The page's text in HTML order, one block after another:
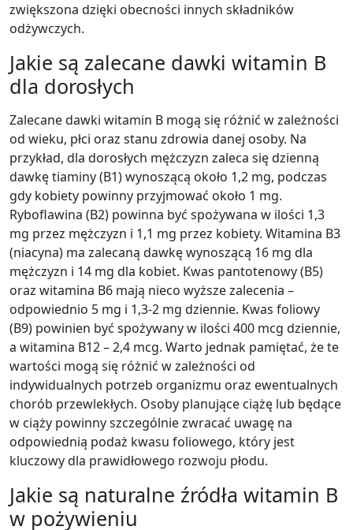
zwiększona dzięki obecności innych składników
odżywczych.
Jakie są zalecane dawki witamin B
dla dorosłych
Zalecane dawki witamin B mogą się różnić w zależności
od wieku, płci oraz stanu zdrowia danej osoby. Na
przykład, dla dorosłych mężczyzn zaleca się dzienną
dawkę tiaminy (B1) wynoszącą około 1,2 mg, podczas
gdy kobiety powinny przyjmować około 1 mg.
Ryboflawina (B2) powinna być spożywana w ilości 1,3
mg przez mężczyzn i 1,1 mg przez kobiety. Witamina B3
(niacyna) ma zalecaną dawkę wynoszącą 16 mg dla
mężczyzn i 14 mg dla kobiet. Kwas pantotenowy (B5)
oraz witamina B6 mają nieco wyższe zalecenia –
odpowiednio 5 mg i 1,3-2 mg dziennie. Kwas foliowy
(B9) powinien być spożywany w ilości 400 mcg dziennie,
a witamina B12 – 2,4 mcg. Warto jednak pamiętać, że te
wartości mogą się różnić w zależności od
indywidualnych potrzeb organizmu oraz ewentualnych
chorób przewlekłych. Osoby planujące ciążę lub będące
w ciąży powinny szczególnie zwracać uwagę na
odpowiednią podaż kwasu foliowego, który jest
kluczowy dla prawidłowego rozwoju płodu.
Jakie są naturalne źródła witamin B
w pożywieniu